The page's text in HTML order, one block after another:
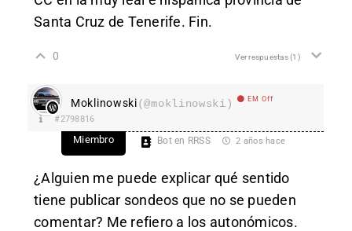
Santa Cruz de Tenerife. Fin.
0 Ver respuestas(1)
Moklinowski(@moklinowski) EM Off
#2798816
Miembro Bot en RRSS 2 años hace
¿Alguien me puede explicar qué sentido
tiene publicar sondeos que no se pueden
comentar? Me refiero a los autonómicos.